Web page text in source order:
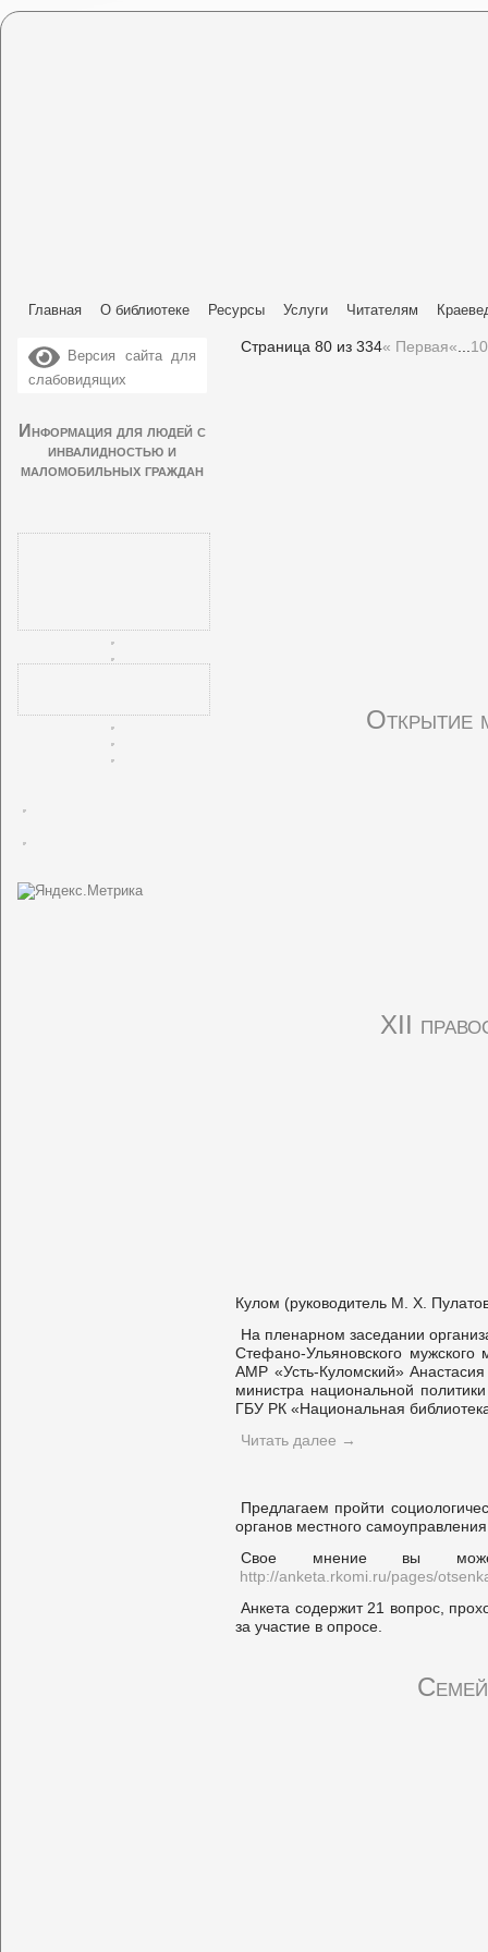
Главная О библиотеке Ресурсы Услуги Читателям
Версия сайта для
слабовидящих
Информация для людей с
инвалидностью и
маломобильных граждан
Страница 80 из 334« Первая« 10
Открытие
XII
Кулом (руководитель М. Х.
На пленарном заседании
Стефано-Ульяновского
АМР «Усть-Куломский»
министра национальной
ГБУ РК «Национальная
Читать далее →
Предлагаем пройти
органов местного
Свое мнение вы
http://anketa.rkomi.ru/pages/
Анкета содержит 21 вопрос,
за участие в опросе.